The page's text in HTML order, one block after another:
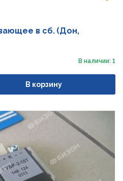
в сб. (Дон,
В наличии: 1
В корзину